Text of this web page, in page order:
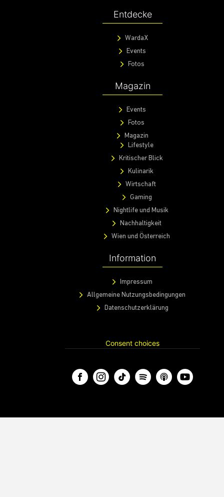
Entdecke
WardaX
Events
Fotos
Magazin
Events
Fotos
Magazin
Lifestyle
Kritischer Blick
Kulinarik
Wirtschaft
Gaming
Nightlife und Musik
Nachhaltigkeit
Wien und Österreich
Information
Impressum
Allgemeine Nutzungsbedingungen
Datenschutzerklärung
Consent choices